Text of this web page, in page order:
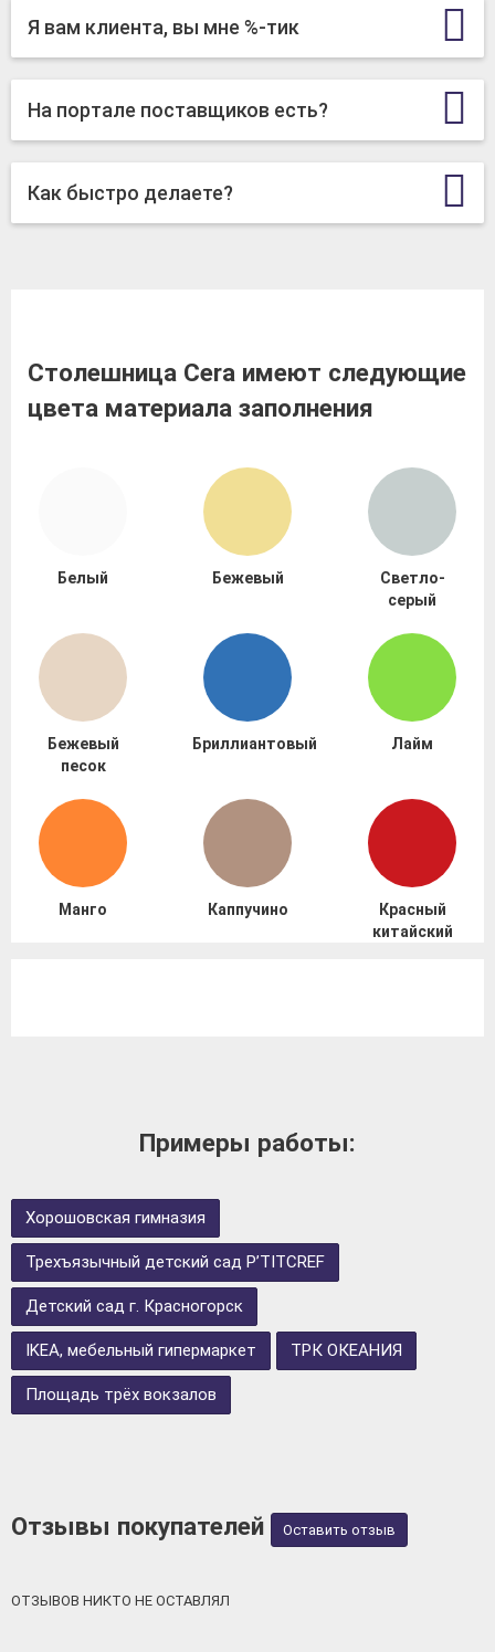
Я вам клиента, вы мне %-тик
На портале поставщиков есть?
Как быстро делаете?
Столешница Cera имеют следующие
цвета материала заполнения
Белый Бежевый
Светло-
серый
Бежевый
песок
Бриллиантовый Лайм
Манго Каппучино
Красный
китайский
Примеры работы:
Хорошовская гимназия
Трехъязычный детский сад P’TITCREF
Детский сад г. Красногорск
IKEA, мебельный гипермаркет ТРК ОКЕАНИЯ
Площадь трёх вокзалов
Отзывы покупателей Оставить отзыв
ОТЗЫВОВ НИКТО НЕ ОСТАВЛЯЛ